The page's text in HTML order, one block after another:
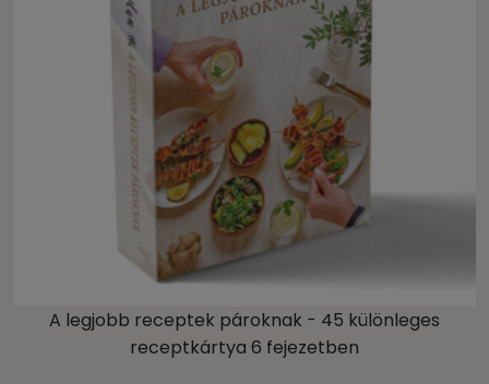
A legjobb receptek pároknak - 45 különleges
receptkártya 6 fejezetben